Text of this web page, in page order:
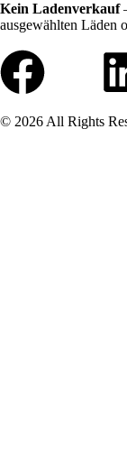
Kein Ladenverkauf
ausgewählten Läden
© 2026 All Rights